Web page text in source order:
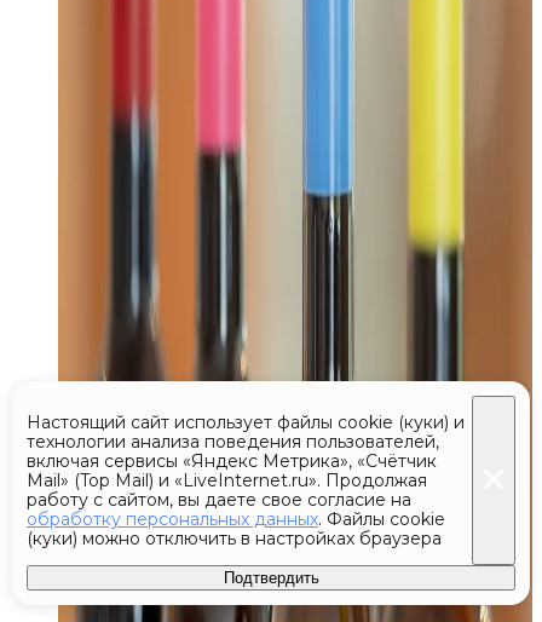
Настоящий сайт использует файлы cookie (куки) и
технологии анализа поведения пользователей,
включая сервисы «Яндекс Метрика», «Счётчик
Mail» (Top Mail) и «LiveInternet.ru». Продолжая
работу с сайтом, вы даете свое согласие на
обработку персональных данных. Файлы cookie
(куки) можно отключить в настройках браузера
Подтвердить